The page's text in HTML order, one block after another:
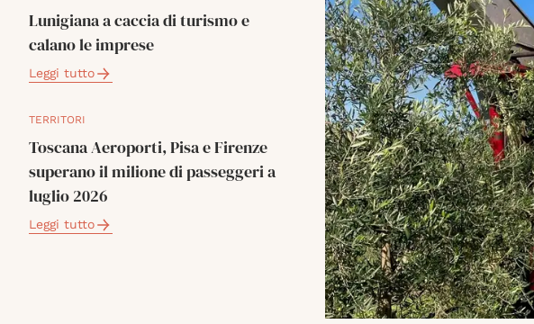
Lunigiana a caccia di turismo e
calano le imprese
Leggi tutto
TERRITORI
Toscana Aeroporti, Pisa e Firenze
superano il milione di passeggeri a
luglio 2026
Leggi tutto